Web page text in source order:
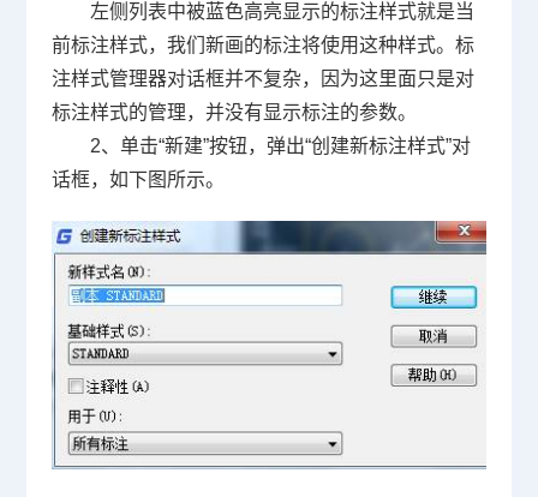
左侧列表中被蓝色高亮显示的标注样式就是当
前标注样式，我们新画的标注将使用这种样式。标
注样式管理器对话框并不复杂，因为这里面只是对
标注样式的管理，并没有显示标注的参数。
2、单击“新建”按钮，弹出“创建新标注样式”对
话框，如下图所示。